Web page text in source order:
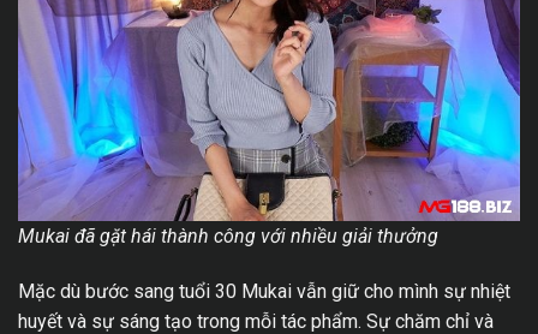
Mukai đã gặt hái thành công với nhiều giải thưởng
Mặc dù bước sang tuổi 30 Mukai vẫn giữ cho mình sự nhiệt
huyết và sự sáng tạo trong mỗi tác phẩm. Sự chăm chỉ và